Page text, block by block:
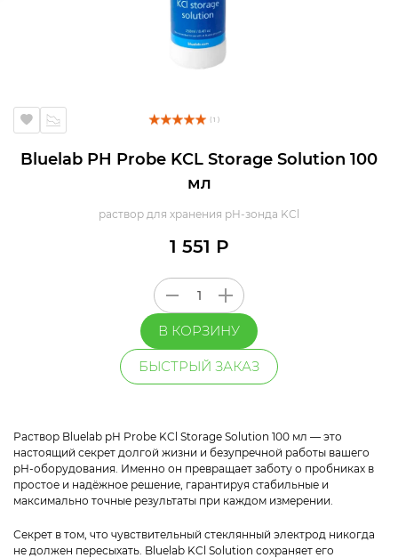
( 1 )
Bluelab PH Probe KCL Storage Solution 100
мл
раствор для хранения pH-зонда KCl
1 551 Р
В КОРЗИНУ
БЫСТРЫЙ ЗАКАЗ
Раствор Bluelab pH Probe KCl Storage Solution 100 мл — это
настоящий секрет долгой жизни и безупречной работы вашего
pH-оборудования. Именно он превращает заботу о пробниках в
простое и надёжное решение, гарантируя стабильные и
максимально точные результаты при каждом измерении.
Секрет в том, что чувствительный стеклянный электрод никогда
не должен пересыхать. Bluelab KCl Solution сохраняет его